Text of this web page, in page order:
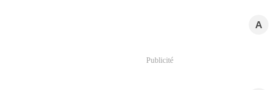
Publicité
A